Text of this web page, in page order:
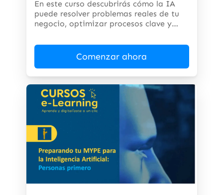
En este curso descubrirás cómo la IA
puede resolver problemas reales de tu
negocio, optimizar procesos clave y
Comenzar ahora